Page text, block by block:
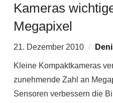
Kameras
Megapixel
21. Dezember 2010
Kleine Kompaktkameras
zunehmende Zahl an
Sensoren verbessern die